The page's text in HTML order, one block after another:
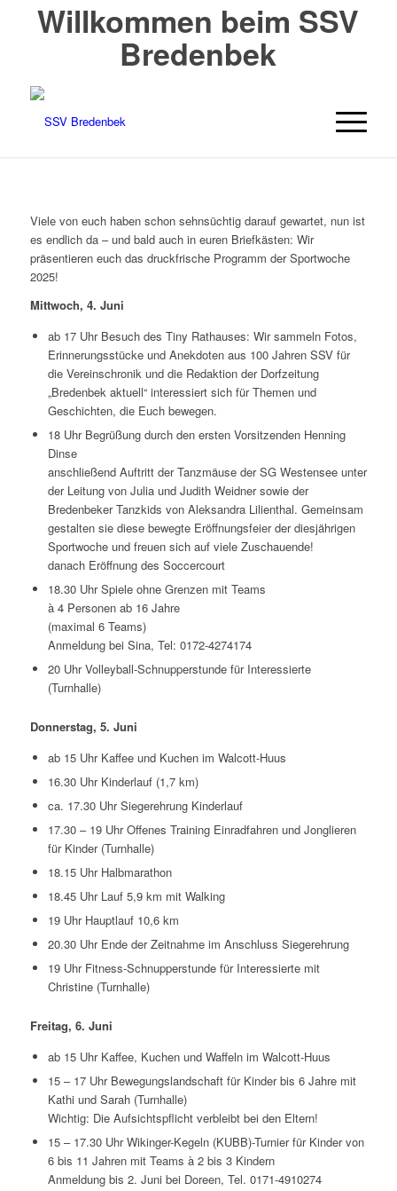
Willkommen beim SSV
Bredenbek
Viele von euch haben schon sehnsüchtig darauf gewartet, nun ist
es endlich da – und bald auch in euren Briefkästen: Wir
präsentieren euch das druckfrische Programm der Sportwoche
2025!
Mittwoch, 4. Juni
ab 17 Uhr Besuch des Tiny Rathauses: Wir sammeln Fotos,
Erinnerungsstücke und Anekdoten aus 100 Jahren SSV für
die Vereinschronik und die Redaktion der Dorfzeitung
„Bredenbek aktuell“ interessiert sich für Themen und
Geschichten, die Euch bewegen.
18 Uhr Begrüßung durch den ersten Vorsitzenden Henning
Dinse
anschließend Auftritt der Tanzmäuse der SG Westensee unter
der Leitung von Julia und Judith Weidner sowie der
Bredenbeker Tanzkids von Aleksandra Lilienthal. Gemeinsam
gestalten sie diese bewegte Eröffnungsfeier der diesjährigen
Sportwoche und freuen sich auf viele Zuschauende!
danach Eröffnung des Soccercourt
18.30 Uhr Spiele ohne Grenzen mit Teams
à 4 Personen ab 16 Jahre
(maximal 6 Teams)
Anmeldung bei Sina, Tel: 0172-4274174
20 Uhr Volleyball-Schnupperstunde für Interessierte
(Turnhalle)
Donnerstag, 5. Juni
ab 15 Uhr Kaffee und Kuchen im Walcott-Huus
16.30 Uhr Kinderlauf (1,7 km)
ca. 17.30 Uhr Siegerehrung Kinderlauf
17.30 – 19 Uhr Offenes Training Einradfahren und Jonglieren
für Kinder (Turnhalle)
18.15 Uhr Halbmarathon
18.45 Uhr Lauf 5,9 km mit Walking
19 Uhr Hauptlauf 10,6 km
20.30 Uhr Ende der Zeitnahme im Anschluss Siegerehrung
19 Uhr Fitness-Schnupperstunde für Interessierte mit
Christine (Turnhalle)
Freitag, 6. Juni
ab 15 Uhr Kaffee, Kuchen und Waffeln im Walcott-Huus
15 – 17 Uhr Bewegungslandschaft für Kinder bis 6 Jahre mit
Kathi und Sarah (Turnhalle)
Wichtig: Die Aufsichtspflicht verbleibt bei den Eltern!
15 – 17.30 Uhr Wikinger-Kegeln (KUBB)-Turnier für Kinder von
6 bis 11 Jahren mit Teams à 2 bis 3 Kindern
Anmeldung bis 2. Juni bei Doreen, Tel. 0171-4910274